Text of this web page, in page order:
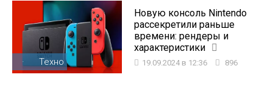
Техно
Новую консоль Nintendo
рассекретили раньше
времени: рендеры и
характеристики
19.09.2024 в 12:36 896